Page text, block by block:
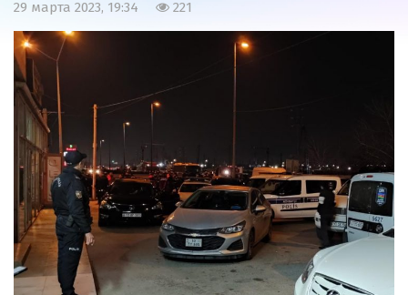
29 марта 2023, 19:34 221